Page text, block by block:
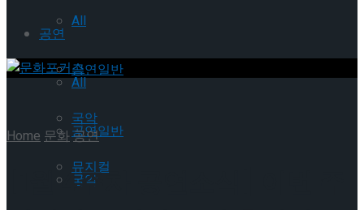
All
공연일반
국악
뮤지컬
공연
All
공연일반
국악
Home문화공연
[1월 4주차 공연소식] 이번 주